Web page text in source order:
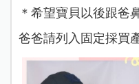
＊希望寶貝以後跟爸
爸爸請列入固定採買